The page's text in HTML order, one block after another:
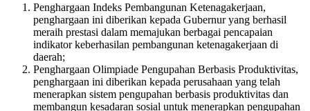
Penghargaan Indeks Pembangunan Ketenagakerjaan,
penghargaan ini diberikan kepada Gubernur yang berhasil
meraih prestasi dalam memajukan berbagai pencapaian
indikator keberhasilan pembangunan ketenagakerjaan di
daerah;
Penghargaan Olimpiade Pengupahan Berbasis Produktivitas,
penghargaan ini diberikan kepada perusahaan yang telah
menerapkan sistem pengupahan berbasis produktivitas dan
membangun kesadaran sosial untuk menerapkan pengupahan